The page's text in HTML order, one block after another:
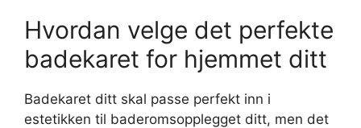
Hvordan velge det perfekte
badekaret for hjemmet ditt
Badekaret ditt skal passe perfekt inn i
estetikken til baderomsopplegget ditt, men det